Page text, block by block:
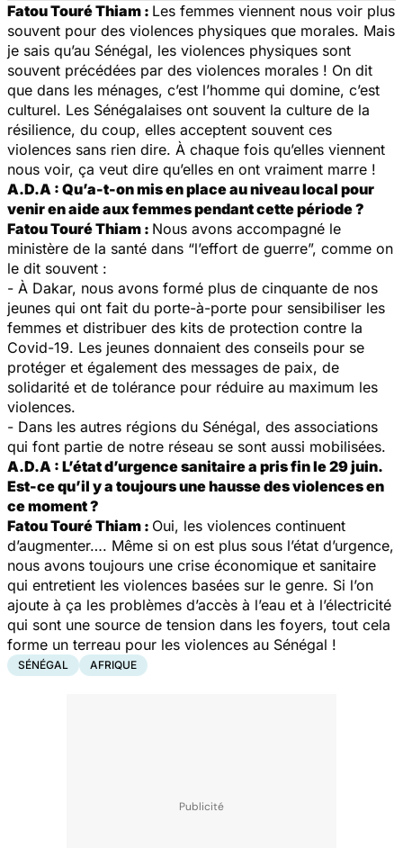
Fatou Touré Thiam : Les femmes viennent nous voir plus
souvent pour des violences physiques que morales. Mais
je sais qu’au Sénégal, les violences physiques sont
souvent précédées par des violences morales ! On dit
que dans les ménages, c’est l’homme qui domine, c’est
culturel. Les Sénégalaises ont souvent la culture de la
résilience, du coup, elles acceptent souvent ces
violences sans rien dire. À chaque fois qu’elles viennent
nous voir, ça veut dire qu’elles en ont vraiment marre !
A.D.A : Qu’a-t-on mis en place au niveau local pour
venir en aide aux femmes pendant cette période ?
Fatou Touré Thiam : Nous avons accompagné le
ministère de la santé dans “l’effort de guerre”, comme on
le dit souvent :
- À Dakar, nous avons formé plus de cinquante de nos
jeunes qui ont fait du porte-à-porte pour sensibiliser les
femmes et distribuer des kits de protection contre la
Covid-19. Les jeunes donnaient des conseils pour se
protéger et également des messages de paix, de
solidarité et de tolérance pour réduire au maximum les
violences.
- Dans les autres régions du Sénégal, des associations
qui font partie de notre réseau se sont aussi mobilisées.
A.D.A : L’état d’urgence sanitaire a pris fin le 29 juin.
Est-ce qu’il y a toujours une hausse des violences en
ce moment ?
Fatou Touré Thiam : Oui, les violences continuent
d’augmenter…. Même si on est plus sous l’état d’urgence,
nous avons toujours une crise économique et sanitaire
qui entretient les violences basées sur le genre. Si l’on
ajoute à ça les problèmes d’accès à l’eau et à l’électricité
qui sont une source de tension dans les foyers, tout cela
forme un terreau pour les violences au Sénégal !
SÉNÉGAL AFRIQUE